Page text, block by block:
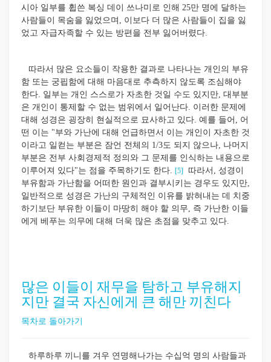
시아 일부를 휩쓴 복싱 데이 쓰나미로 인해 25만 명에 달하는
사람들이 목숨을 잃었으며, 이보다 더 많은 사람들이 집을 잃
었고 자급자족할 수 있는 방편을 전부 잃어버렸다.
따라서 많은 요소들이 작용한 결과로 나타나는 개인의 부유
함 또는 궁핍함에 대해 마음대로 추측하지 않도록 조심해야
한다. 일부는 개인 스스로가 자초한 것일 수도 있지만, 대부분
은 개인이 통제할 수 없는 범위에서 일어난다. 이러한 문제에
대해 성경은 굉장히 현실적으로 묘사하고 있다. 예를 들어, 어
떤 이는 "부와 가난에 대해 언급하면서 이는 개인이 자초한 것
이라고 일컫는 부분은 잠언 전체의 1/3도 되지 않으나, 나머지
부분은 전부 사회경제적 정의와 그 문제를 인식하는 내용으로
이루어져 있다"는 점을 주목하기도 한다. [5]
따라서, 성경이
부유함과 가난함을 어떠한 원인과 결부시키는 경우도 있지만,
일반적으로 성경은 가난의 구체적인 이유를 밝혀내는 데 치중
하기보단 부유한 이들이 마땅히 해야 할 의무, 즉 가난한 이들
에게 베푸는 의무에 대해 더욱 많은 초점을 맞추고 있다.
많은 이들이 재무을 탐하고 부유해지
지만 결국 자신에게 큰 해만 끼친다
목차로 돌아가기
하루하루 끼니를 겨우 연명해나가는 수십억 명의 사람들과